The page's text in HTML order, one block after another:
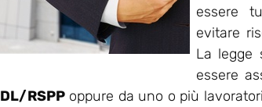
essere
evitare
La legge
essere
DL/RSPPoppure da uno o più